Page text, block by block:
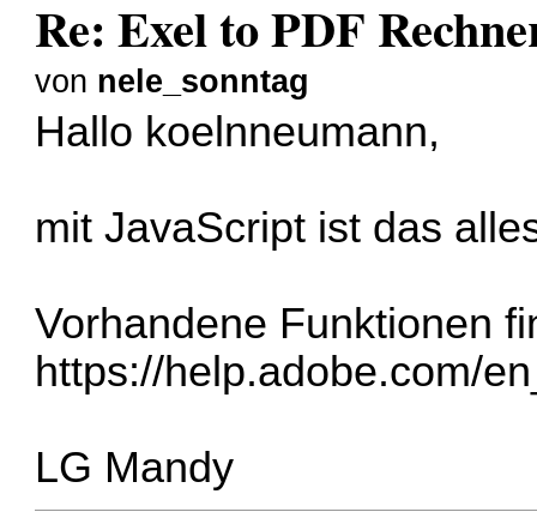
Re: Exel to PDF
von nele_sonntag
Hallo koelnneumann,
mit JavaScript ist das
Vorhandene Funktionen
https://help.adobe.com/
LG Mandy